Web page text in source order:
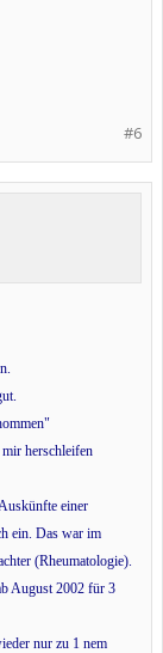
#6
herschleifen
einer
ein. Das war im
(Rheumatologie).
August 2002 für 3
nur zu 1 nem